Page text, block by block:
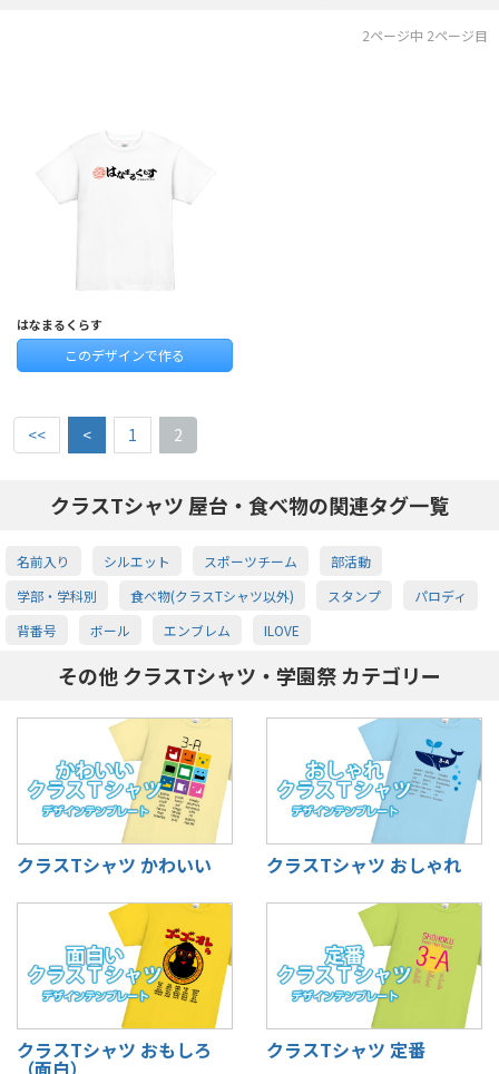
2ページ中 2ページ目
はなまるくらす
このデザインで作る
<< < 1 2
クラスTシャツ 屋台・食べ物の関連タグ一覧
名前入り シルエット スポーツチーム
部活動
学部・学科別
食べ物(クラスTシャツ以外) スタンプ
パロディ
背番号
ボール エンブレム ILOVE
その他 クラスTシャツ・学園祭 カテゴリー
クラスTシャツ かわいい クラスTシャツ おしゃれ
クラスTシャツ おもしろ
（面白）
クラスTシャツ 定番